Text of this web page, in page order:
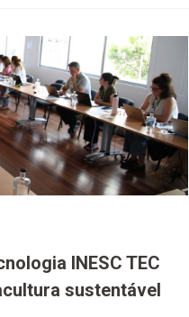
INESC TEC
sustentável